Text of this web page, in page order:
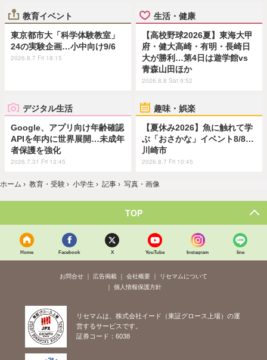
教育イベント
東京都市大「科学体験教室」
24の実験企画…小中向け9/6
2026.8.7 Fri 18:15
生活・健康
【高校野球2026夏】東海大甲
府・健大高崎・有明・長崎日
大が勝利…第4日は遊学館vs
青森山田ほか
2026.8.8 Sat 9:52
デジタル生活
Google、アプリ向け年齢確認
APIを年内に世界展開…未成年
者保護を強化
2026.7.31 Fri 13:45
趣味・娯楽
【夏休み2026】魚に触れて学
ぶ「おさかな」イベント8/8…
川崎市
2026.8.7 Fri 10:45
ホーム › 教育・受験 › 小学生 › 記事 › 写真・画像
TOP
Home Facebook X YouTube Instagram line
お問合せ 広告掲載 会社概要
リセマムについて
個人情報保護方針
リセマムは、株式会社イード（東証グロース上場）の運
営するサービスです。
証券コード：6038